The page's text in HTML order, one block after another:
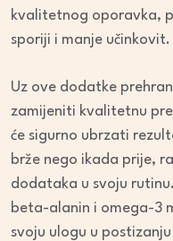
kvalitetnog oporavka,
sporiji i manje učinkovit.
Uz ove dodatke
zamijeniti kvalitetnu
će sigurno ubrzati
brže nego ikada prije,
dodataka u svoju rutinu.
beta-alanin i omega-3
svoju ulogu u